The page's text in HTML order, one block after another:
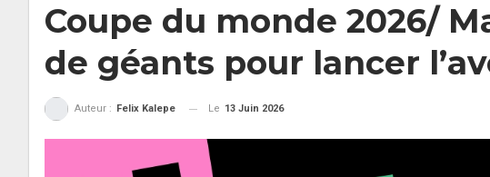
Coupe du monde 2026/
de géants pour lancer
Auteur : Felix Kalepe Le 13 Juin 2026